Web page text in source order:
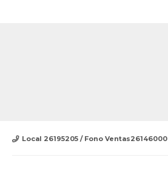
Local 26195205 / Fono Ventas26146000